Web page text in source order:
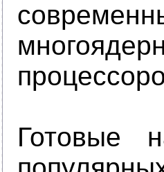
Готовые